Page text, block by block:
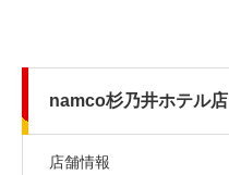
namco杉乃井ホテル店
店舗情報